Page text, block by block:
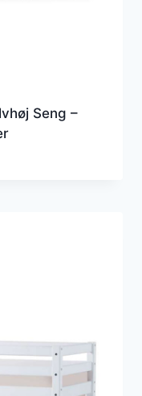
Seng –